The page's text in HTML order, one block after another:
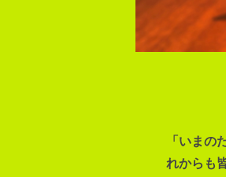
「いまの
れからも